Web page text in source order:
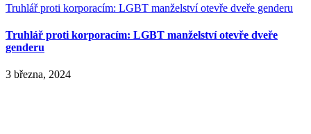
Truhlář proti korporacím: LGBT manželství otevře dveře genderu
Truhlář proti korporacím: LGBT manželství otevře dveře
genderu
3 března, 2024